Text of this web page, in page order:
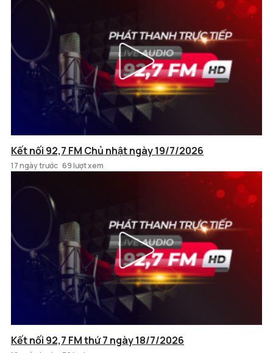
Kết nối 92,7 FM Chủ nhật ngày 19/7/2026
17 ngày trước 69 lượt xem
Kết nối 92,7 FM thứ 7 ngày 18/7/2026